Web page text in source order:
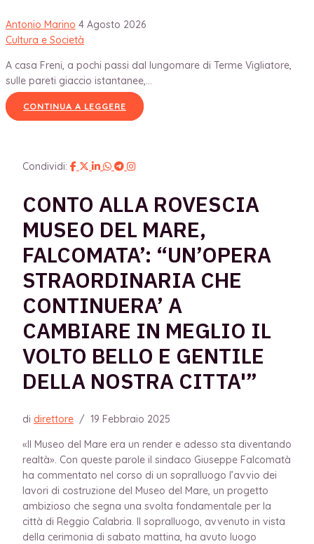
Antonio Marino 4 Agosto 2026
Cultura e Società
A casa Freni, a pochi passi dal lungomare di Terme Vigliatore,
sulle pareti giaccio istantanee,...
CONTINUA A LEGGERE
Condividi:
CONTO ALLA ROVESCIA
MUSEO DEL MARE,
FALCOMATA’: “UN’OPERA
STRAORDINARIA CHE
CONTINUERA’ A
CAMBIARE IN MEGLIO IL
VOLTO BELLO E GENTILE
DELLA NOSTRA CITTA'”
di direttore / 19 Febbraio 2025
«Il Museo del Mare era un render e adesso sta diventando
realtà». Con queste parole il sindaco Giuseppe Falcomatà
ha commentato nel corso di un sopralluogo l’avvio dei
lavori di costruzione del Museo del Mare, un progetto
ambizioso che segna una svolta fondamentale per la
città di Reggio Calabria. Il sopralluogo, avvenuto in vista
della cerimonia di sabato mattina, ha avuto luogo